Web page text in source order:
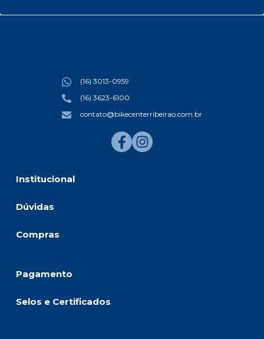
Institucional
Dúvidas
Compras
(16) 3013-0959
(16) 3623-6100
contato@bikecenterribeirao.com.br
Pagamento
Selos e Certificados